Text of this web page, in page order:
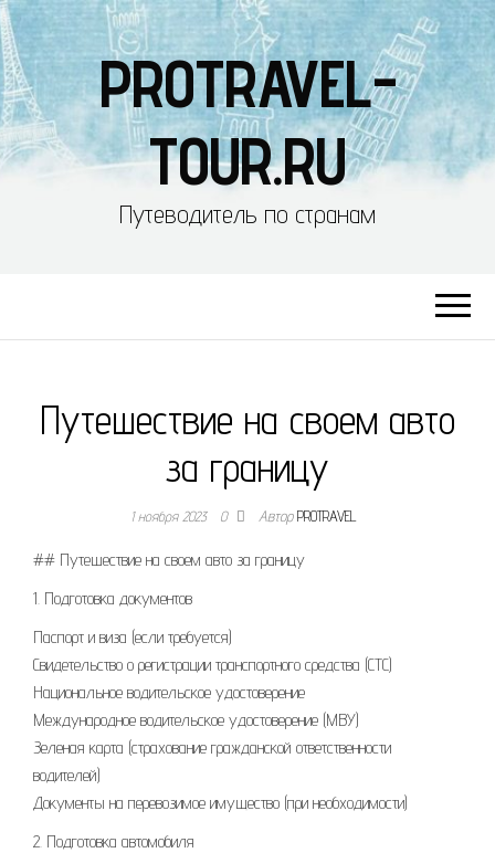
PROTRAVEL-
TOUR.RU
Путеводитель по странам
Путешествие на своем авто
за границу
1 ноября 2023 0 АвторPROTRAVEL
## Путешествие на своем авто за границу
1. Подготовка документов
Паспорт и виза (если требуется)
Свидетельство о регистрации транспортного средства (СТС)
Национальное водительское удостоверение
Международное водительское удостоверение (МВУ)
Зеленая карта (страхование гражданской ответственности
водителей)
Документы на перевозимое имущество (при необходимости)
2. Подготовка автомобиля